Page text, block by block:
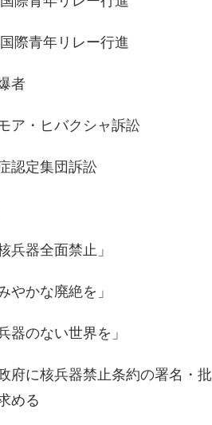
際青年リレー行進
者
ア・ヒバクシャ訴訟
認定集団訴訟
兵器全面禁止」
やかな廃絶を」
器のない世界を」
府に核兵器禁止条約の署名・批
める